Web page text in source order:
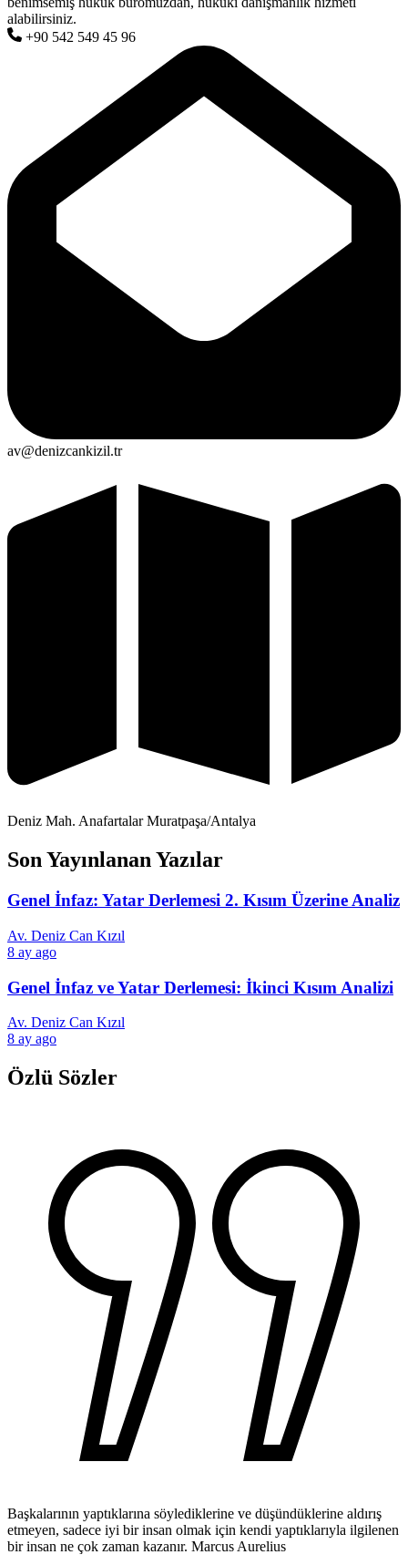
alabilirsiniz.
+90 542 549 45 96
av@denizcankizil.tr
Deniz Mah. Anafartalar Muratpaşa/Antalya
Son Yayınlanan Yazılar
Genel İnfaz: Yatar Derlemesi 2. Kısım Üzerine Analiz
Av. Deniz Can Kızıl
8 ay ago
Genel İnfaz ve Yatar Derlemesi: İkinci Kısım Analizi
Av. Deniz Can Kızıl
8 ay ago
Özlü Sözler
Başkalarının yaptıklarına söylediklerine ve düşündüklerine aldırış
etmeyen, sadece iyi bir insan olmak için kendi yaptıklarıyla ilgilenen
bir insan ne çok zaman kazanır. Marcus Aurelius